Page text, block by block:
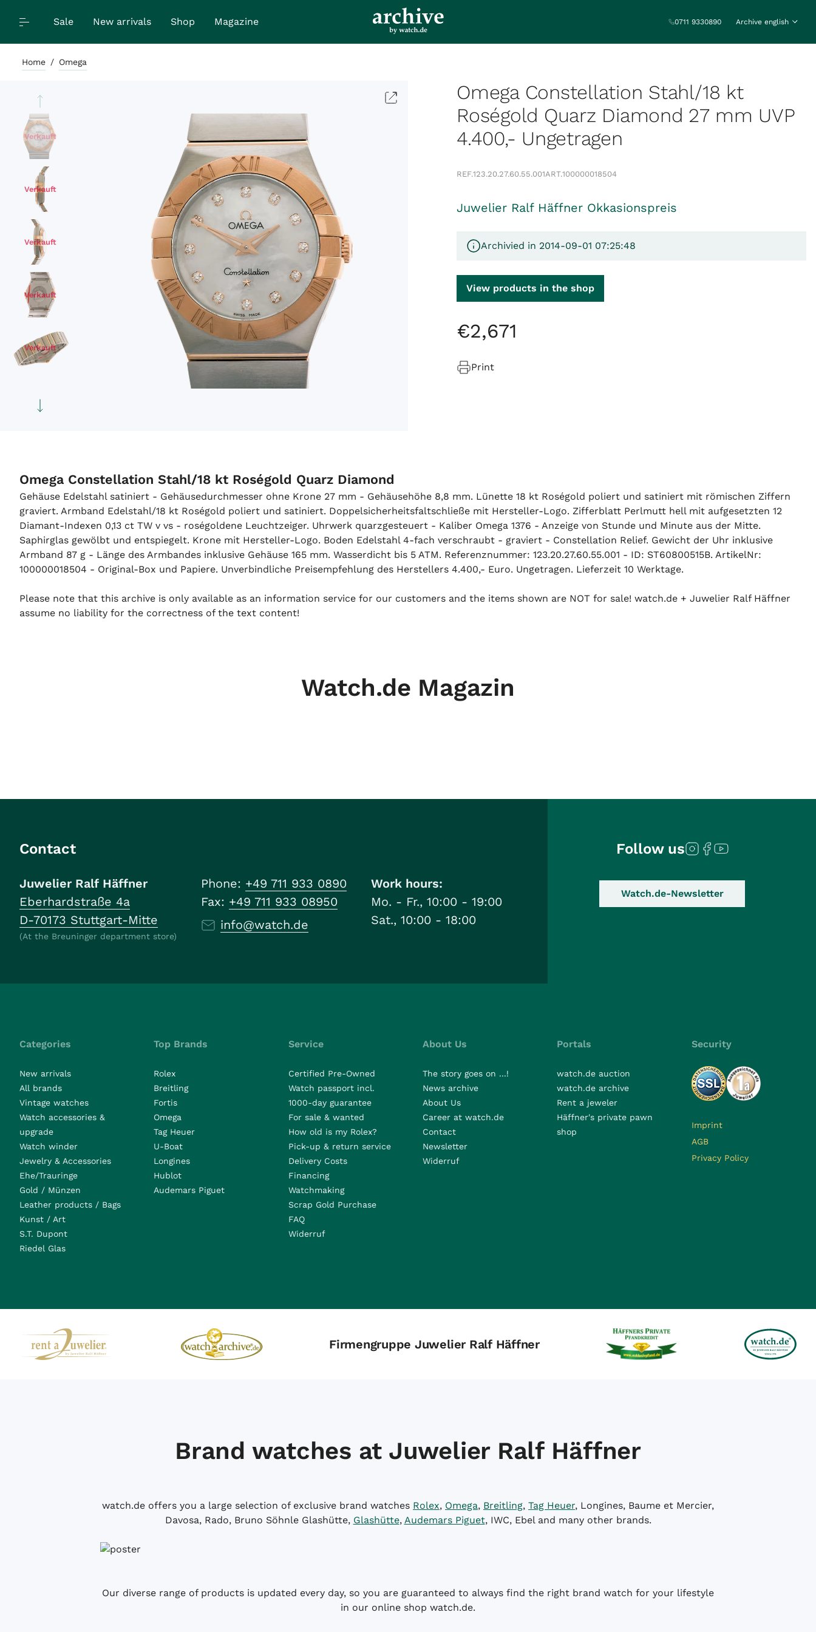
Sale New arrivals Shop Magazine 0711 9330890 Archive english
Home / Omega
Omega Constellation Stahl/18 kt
Roségold Quarz Diamond 27 mm UVP
4.400,- Ungetragen
Verkauft
Verkauft
Verkauft
Verkauft
Verkauft
Verkauft
REF.123.20.27.60.55.001ART.100000018504
Juwelier Ralf Häffner Okkasionspreis
Archivied in 2014-09-01 07:25:48
View products in the shop
€2,671
Print
Omega Constellation Stahl/18 kt Roségold Quarz Diamond
Gehäuse Edelstahl satiniert - Gehäusedurchmesser ohne Krone 27 mm - Gehäusehöhe 8,8 mm. Lünette 18 kt Roségold poliert und satiniert mit römischen Ziffern
graviert. Armband Edelstahl/18 kt Roségold poliert und satiniert. Doppelsicherheitsfaltschließe mit Hersteller-Logo. Zifferblatt Perlmutt hell mit aufgesetzten 12
Diamant-Indexen 0,13 ct TW v vs - roségoldene Leuchtzeiger. Uhrwerk quarzgesteuert - Kaliber Omega 1376 - Anzeige von Stunde und Minute aus der Mitte.
Saphirglas gewölbt und entspiegelt. Krone mit Hersteller-Logo. Boden Edelstahl 4-fach verschraubt - graviert - Constellation Relief. Gewicht der Uhr inklusive
Armband 87 g - Länge des Armbandes inklusive Gehäuse 165 mm. Wasserdicht bis 5 ATM. Referenznummer: 123.20.27.60.55.001 - ID: ST60800515B. ArtikelNr:
100000018504 - Original-Box und Papiere. Unverbindliche Preisempfehlung des Herstellers 4.400,- Euro. Ungetragen. Lieferzeit 10 Werktage.
Please note that this archive is only available as an information service for our customers and the items shown are NOT for sale! watch.de + Juwelier Ralf Häffner
assume no liability for the correctness of the text content!
Watch.de Magazin
Contact
Juwelier Ralf Häffner
Eberhardstraße 4a
D-70173 Stuttgart-Mitte
(At the Breuninger department store)
Phone: +49 711 933 0890
Fax: +49 711 933 08950
info@watch.de
Work hours:
Mo. - Fr., 10:00 - 19:00
Sat., 10:00 - 18:00
Follow us
Watch.de-Newsletter
Categories
New arrivals
All brands
Vintage watches
Watch accessories &
upgrade
Watch winder
Jewelry & Accessories
Ehe/Trauringe
Gold / Münzen
Leather products / Bags
Kunst / Art
S.T. Dupont
Riedel Glas
Top Brands
Rolex
Breitling
Fortis
Omega
Tag Heuer
U-Boat
Longines
Hublot
Audemars Piguet
Service
Certified Pre-Owned
Watch passport incl.
1000-day guarantee
For sale & wanted
How old is my Rolex?
Pick-up & return service
Delivery Costs
Financing
Watchmaking
Scrap Gold Purchase
FAQ
Widerruf
About Us
The story goes on ...!
News archive
About Us
Career at watch.de
Contact
Newsletter
Widerruf
Portals
watch.de auction
watch.de archive
Rent a jeweler
Häffner's private pawn
shop
Security
Imprint
AGB
Privacy Policy
Firmengruppe Juwelier Ralf Häffner
Brand watches at Juwelier Ralf Häffner
watch.de offers you a large selection of exclusive brand watches Rolex, Omega, Breitling, Tag Heuer, Longines, Baume et Mercier,
Davosa, Rado, Bruno Söhnle Glashütte, Glashütte, Audemars Piguet, IWC, Ebel and many other brands.
Our diverse range of products is updated every day, so you are guaranteed to always find the right brand watch for your lifestyle
in our online shop watch.de.